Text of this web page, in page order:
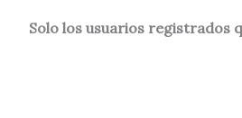
Solo los usuarios registrados